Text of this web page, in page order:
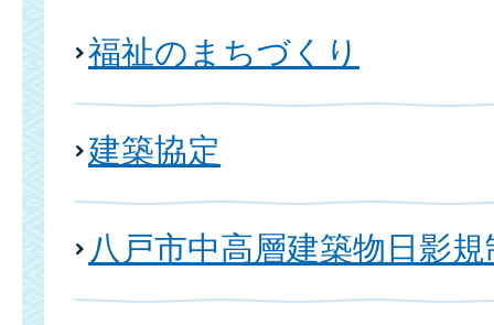
福祉のまちづくり
建築協定
八戸市中高層建築物日影